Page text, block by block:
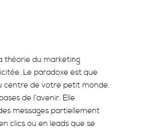
théorie du marketing
Le paradoxe est que
centre de votre petit monde.
de l’avenir. Elle
messages partiellement
clics ou en leads que se